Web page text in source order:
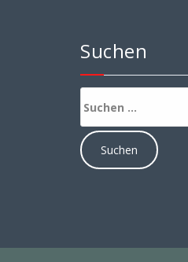
Suchen
nach: